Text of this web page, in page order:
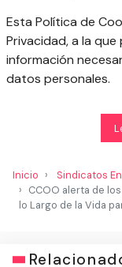
Esta Política de
Privacidad, a la
información
datos personales.
Inicio
Sindicatos
CCOO alerta de
lo Largo de la Vida